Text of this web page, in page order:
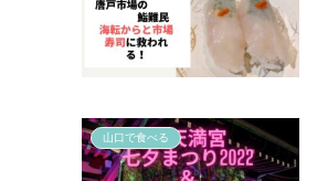
山口で食べる